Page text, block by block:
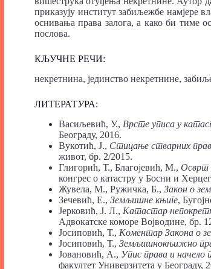
приказују институт забиљежбе намјере
оснивања права залога, а како би тиме
послова.
КЉУЧНЕ РЕЧИ:
некретнина, јединство некретнине,
ЛИТЕРАТУРА:
Васиљевић, У., Врсте уписа у
Београду, 2016.
Вукотић, Ј., Стицање стварних
живот, бр. 2/2015.
Глигорић, Т., Благојевић, М., Осврт
конгрес о катастру у Босни и
Жувела, М., Ружичка, Б., Закон о
Зечевић, Е., Земљишне књиге,
Јерковић, Ј. Л., Катастар
Адвокатске коморе Војводине, бр.
Јосиповић, Т., Коментар Закона о
Јосиповић, Т., Земљишнокњижно
Јовановић, А., Упис права и
факултет Универзитета у Београду,